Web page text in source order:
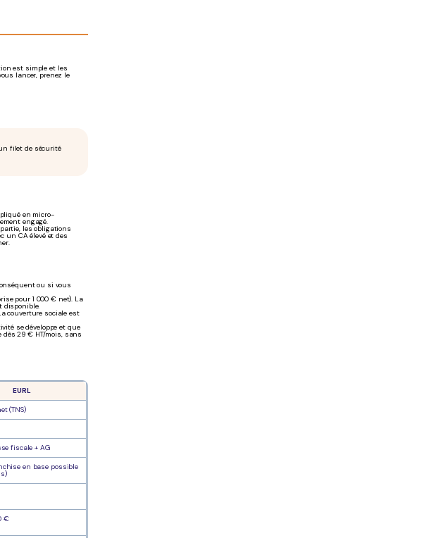
est simple et les
lancer, prenez le
filet de sécurité
en micro-
engagé.
les obligations
un CA élevé et des
ou si vous
pour 1 000 € net). La
disponible.
couverture sociale est
se développe et que
dès 29 € HT/mois, sans
EURL
(TNS)
fiscale + AG
en base possible
€